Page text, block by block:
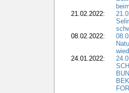
21.02.2022:
08.02.2022:
24.01.2022: